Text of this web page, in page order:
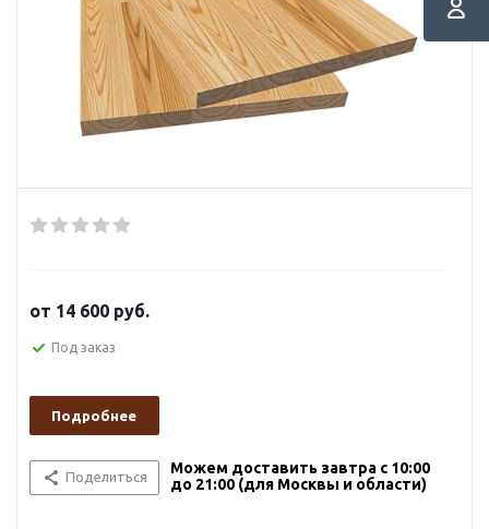
от 14 600 руб.
Под заказ
Подробнее
Поделиться
Можем доставить завтра с 10:00
до 21:00 (для Москвы и области)